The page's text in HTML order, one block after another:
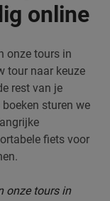
online
onze tours in
tour naar keuze
rest van je
sturen we
fiets voor
onze tours in